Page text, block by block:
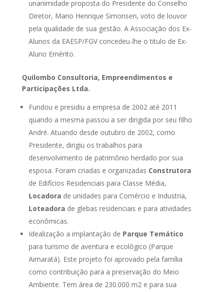
unanimidade proposta do Presidente do Conselho
Diretor, Mario Henrique Simonsen, voto de louvor
pela qualidade de sua gestão. A Associação dos Ex-
Alunos da EAESP/FGV concedeu-lhe o titulo de Ex-
Aluno Emérito.
Quilombo Consultoria, Empreendimentos e
Participações Ltda.
Fundou e presidiu a empresa de 2002 até 2011
quando a mesma passou a ser dirigida por seu filho
André. Atuando desde outubro de 2002, como
Presidente, dirigiu os trabalhos para
desenvolvimento de patrimônio herdado por sua
esposa. Foram criadas e organizadas Construtora
de Edifícios Residenciais para Classe Média,
Locadora de unidades para Comércio e Industria,
Loteadora de glebas residenciais e para atividades
econômicas.
Idealização a implantação de Parque Temático
para turismo de aventura e ecológico (Parque
Aimaratá). Este projeto foi aprovado pela família
como contribuição para a preservação do Meio
Ambiente. Tem área de 230.000 m2 e para sua